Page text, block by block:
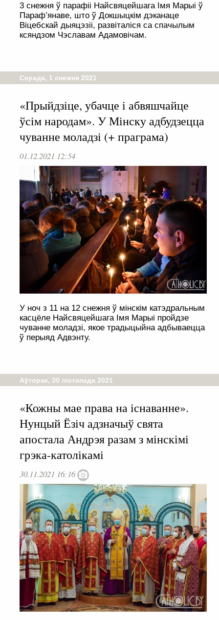
3 снежня ў парафіі Найсвяцейшага Імя Марыі ў
Параф’янаве, што ў Докшыцкім дэканаце
Віцебскай дыяцэзіі, развіталіся са спачылым
ксяндзом Чэславам Адамовічам.
Серада, 1 снежня 2021
«Прыйдзіце, убачце і абвяшчайце
ўсім народам». У Мінску адбудзецца
чуванне моладзі (+ праграма)
01.12.2021 12:54
У ноч з 11 на 12 снежня ў мінскім катэдральным
касцёле Найсвяцейшага Імя Марыі пройдзе
чуванне моладзі, якое традыцыйна адбываецца
ў перыяд Адвэнту.
Аўторак, 30 лістапада 2021
«Кожны мае права на існаванне».
Нунцый Ёзіч адзначыў свята
апостала Андрэя разам з мінскімі
грэка-католікамі
30.11.2021 16:16